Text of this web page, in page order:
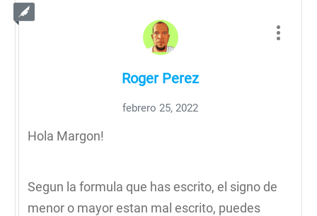
Roger Perez
febrero 25, 2022
Hola Margon!
Segun la formula que has escrito, el signo de
menor o mayor estan mal escrito, puedes